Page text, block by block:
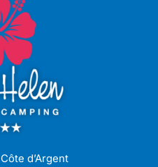
d’Argent